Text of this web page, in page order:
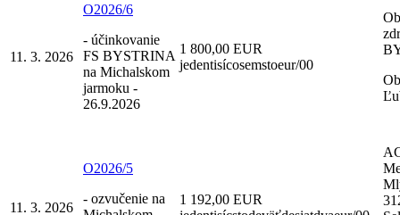
11. 3. 2026
O2026/6
- účinkovanie
FS BYSTRINA
na Michalskom
jarmoku -
26.9.2026
1 800,00 EUR
jedentisícosemstoeur/00
11. 3. 2026
O2026/5
- ozvučenie na
1 192,00 EUR